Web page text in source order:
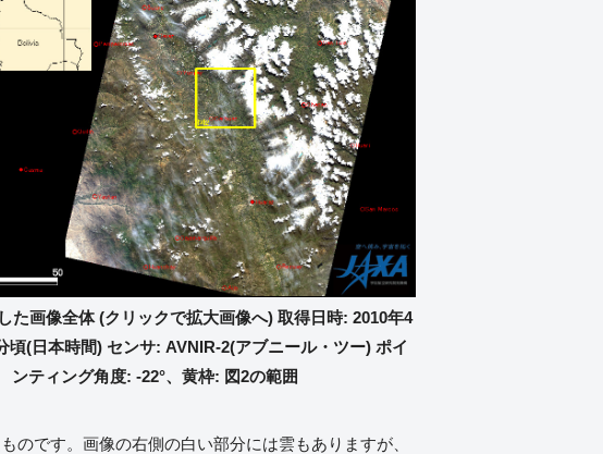
た画像全体 (クリックで拡大画像へ) 取得日時: 2010年4
頃(日本時間) センサ: AVNIR-2(アブニール・ツー) ポイ
ンティング角度: -22°、黄枠: 図2の範囲
のです。画像の右側の白い部分には雲もありますが、